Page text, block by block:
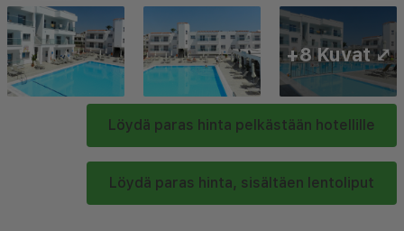
Löydä paras hinta pelkästään hotellille
Löydä paras hinta, sisältäen lentoliput
+8 Kuvat ⤢